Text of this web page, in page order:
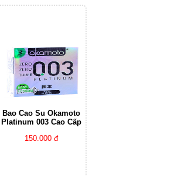
Bao Cao Su Okamoto
Platinum 003 Cao Cấp
150.000 đ